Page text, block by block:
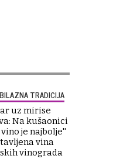
TRADICIJA
uz mirise
Na kušaonici
je najbolje''
vina
vinograda